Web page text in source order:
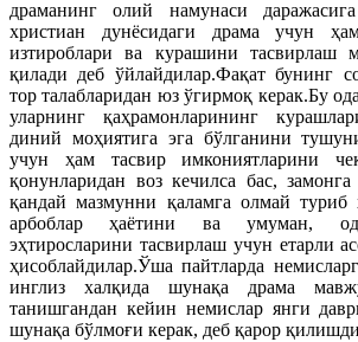
драманинг олий намунаси
христиан дунёсидаги драма учун
изтироблари ва курашини тасвирлаш
қилади деб ўйлайдилар.Фақат бунинг
тор талабларидан юз ўгирмоқ керак.Бу
уларнинг қаҳрамонларининг
диний моҳиятига эга бўлганини
учун ҳам тасвир имкониятларини
қонунларидан воз кечилса бас,
қандай мазмунни қаламга олмай туриб
арбоблар ҳаётини ва умуман,
эҳтиросларини тасвирлаш учун етарли
ҳисоблайдилар.Ўша пайтларда
инглиз халқида шунақа драма
танишгандан кейин немислар янги
шунақа бўлмоғи керак, деб қарор